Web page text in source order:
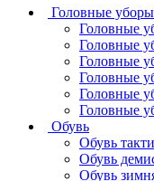
Головные уборы
Головные
Головные
Головные
Головные
Головные
Головные
Обувь
Обувь
Обувь
Обувь